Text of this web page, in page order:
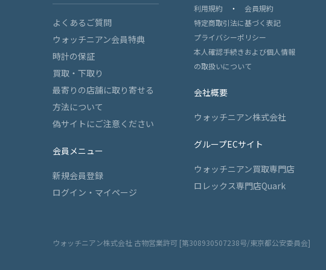
よくあるご質問
ウォッチニアン会員特典
時計の保証
買取・下取り
最寄りの店舗に取り寄せる
方法について
偽サイトにご注意ください
会員メニュー
新規会員登録
ログイン・マイページ
利用規約 ・ 会員規約
特定商取引法に基づく表記
プライバシーポリシー
本人確認手続きおよび個人情報
の取扱いについて
会社概要
ウォッチニアン株式会社
グループECサイト
ウォッチニアン買取専門店
ロレックス専門店Quark
ウォッチニアン株式会社 古物営業許可 [第308930507238号/東京都公安委員会]